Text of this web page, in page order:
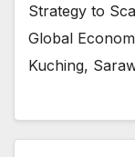
Strategy to
Global
Kuching,